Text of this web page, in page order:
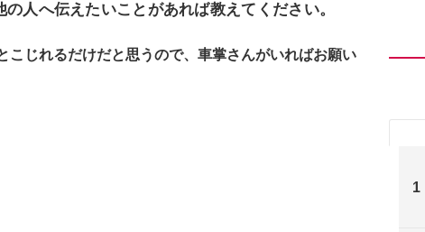
人へ伝えたいことがあれば教えてください。
こじれるだけだと思うので、車掌さんがいればお願い
1